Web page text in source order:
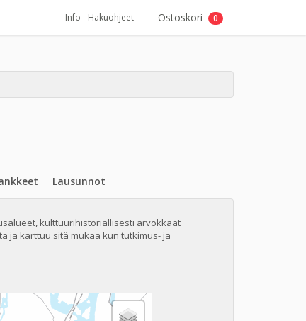
Info Hakuohjeet Ostoskori 0
Lausunnot
kulttuurihistoriallisesti arvokkaat
ja karttuu sitä mukaa kun tutkimus- ja